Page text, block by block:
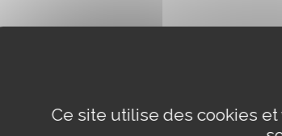
?
sanitaires qui menacent la filière équine
Ce site utilise des cookies